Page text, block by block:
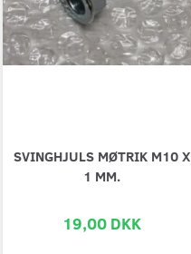
SVINGHJULS MØTRIK M10 X
1 MM.
19,00 DKK